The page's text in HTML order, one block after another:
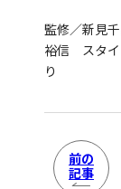
監修／新見
裕信 スタイ
り
前の
記事